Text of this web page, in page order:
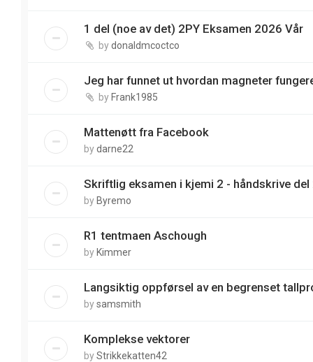
1 del (noe av det) 2PY Eksamen 2026 Vår
bydonaldmcoctco
Jeg har funnet ut hvordan magneter
by Frank1985
Mattenøtt fra Facebook
bydarne22
Skriftlig eksamen i kjemi 2 - håndskrive del
by Byremo
R1 tentmaen Aschough
by Kimmer
Langsiktig oppførsel av en begrenset
bysamsmith
Komplekse vektorer
byStrikkekatten42